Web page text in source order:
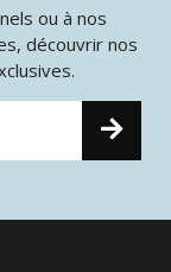
ou à nos
découvrir nos